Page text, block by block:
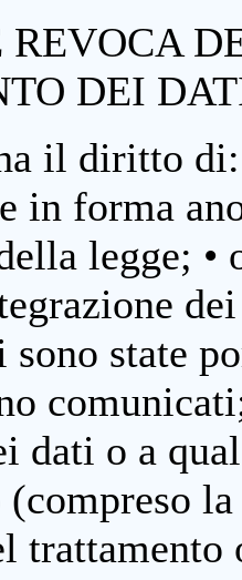
DEI
il diritto
in forma
legge; •
state
dati o a
trattamento